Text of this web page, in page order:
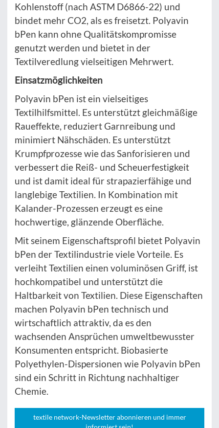
Kohlenstoff (nach ASTM D6866-22) und
bindet mehr CO2, als es freisetzt. Polyavin
bPen kann ohne Qualitätskompromisse
genutzt werden und bietet in der
Textilveredlung vielseitigen Mehrwert.
Einsatzmöglichkeiten
Polyavin bPen ist ein vielseitiges
Textilhilfsmittel. Es unterstützt gleichmäßige
Raueffekte, reduziert Garnreibung und
minimiert Nähschäden. Es unterstützt
Krumpfprozesse wie das Sanforisieren und
verbessert die Reiß- und Scheuerfestigkeit
und ist damit ideal für strapazierfähige und
langlebige Textilien. In Kombination mit
Kalander-Prozessen erzeugt es eine
hochwertige, glänzende Oberfläche.
Mit seinem Eigenschaftsprofil bietet Polyavin
bPen der Textilindustrie viele Vorteile. Es
verleiht Textilien einen voluminösen Griff, ist
hochkompatibel und unterstützt die
Haltbarkeit von Textilien. Diese Eigenschaften
machen Polyavin bPen technisch und
wirtschaftlich attraktiv, da es den
wachsenden Ansprüchen umweltbewusster
Konsumenten entspricht. Biobasierte
Polyethylen-Dispersionen wie Polyavin bPen
sind ein Schritt in Richtung nachhaltiger
Chemie.
textile network-Newsletter abonnieren und immer